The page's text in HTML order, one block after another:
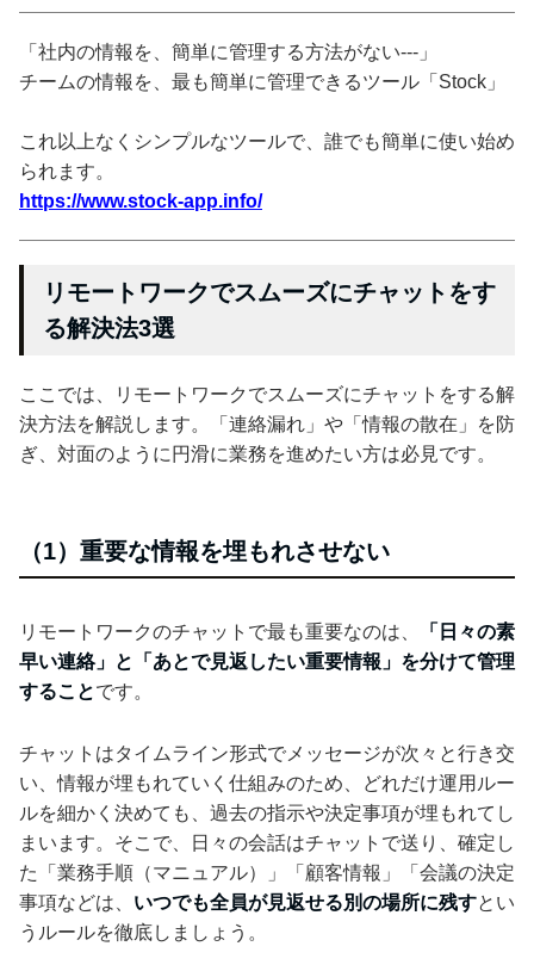
「社内の情報を、簡単に管理する方法がない---」
チームの情報を、最も簡単に管理できるツール「Stock」
これ以上なくシンプルなツールで、誰でも簡単に使い始め
られます。
https://www.stock-app.info/
リモートワークでスムーズにチャットをす
る解決法3選
ここでは、リモートワークでスムーズにチャットをする解
決方法を解説します。「連絡漏れ」や「情報の散在」を防
ぎ、対面のように円滑に業務を進めたい方は必見です。
（1）重要な情報を埋もれさせない
リモートワークのチャットで最も重要なのは、
「日々の素
早い連絡」と「あとで見返したい重要情報」を分けて管理
することです。
チャットはタイムライン形式でメッセージが次々と行き交
い、情報が埋もれていく仕組みのため、どれだけ運用ルー
ルを細かく決めても、過去の指示や決定事項が埋もれてし
まいます。そこで、日々の会話はチャットで送り、確定し
た「業務手順（マニュアル）」「顧客情報」「会議の決定
事項などは、 いつでも全員が見返せる別の場所に残すとい
うルールを徹底しましょう。